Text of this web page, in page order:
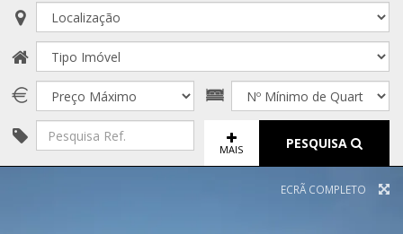
MAIS PESQUISA
ECRÃ COMPLETO